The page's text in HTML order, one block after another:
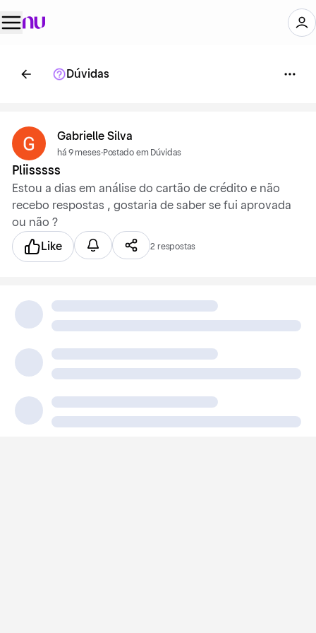
Dúvidas
Gabrielle Silva
há 9 meses·Postado em Dúvidas
Pliisssss
Estou a dias em análise do cartão de crédito e não
recebo respostas , gostaria de saber se fui aprovada
ou não ?
Like 2 respostas